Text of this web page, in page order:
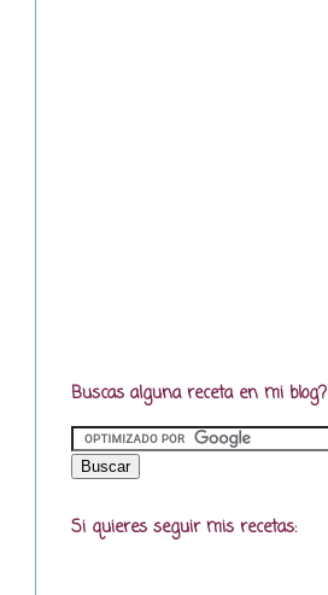
Buscas alguna receta en mi blog?
Si quieres seguir mis recetas: